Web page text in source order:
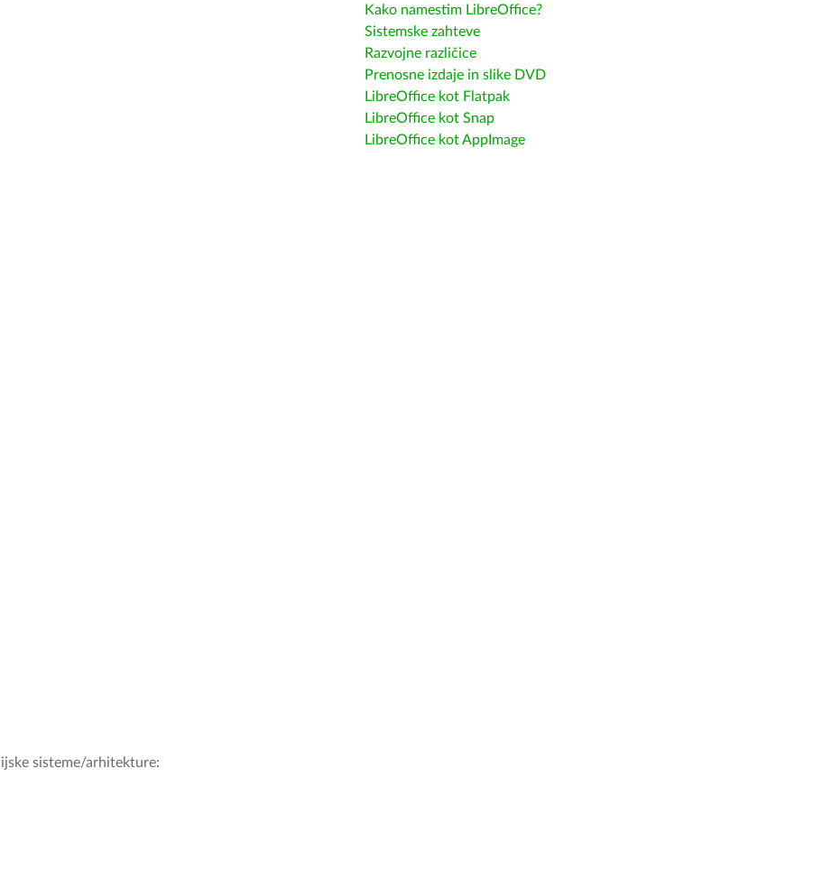
sisteme/arhitekture:
Kako namestim LibreOffice?
Sistemske zahteve
Razvojne različice
Prenosne izdaje in slike DVD
LibreOffice kot Flatpak
LibreOffice kot Snap
LibreOffice kot AppImage